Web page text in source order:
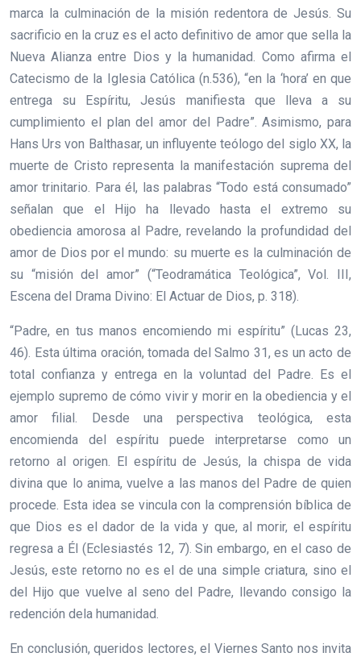
marca la culminación de la misión redentora de Jesús. Su
sacrificio en la cruz es el acto definitivo de amor que sella la
Nueva Alianza entre Dios y la humanidad. Como afirma el
Catecismo de la Iglesia Católica (n.536), “en la ‘hora’ en que
entrega su Espíritu, Jesús manifiesta que lleva a su
cumplimiento el plan del amor del Padre”. Asimismo, para
Hans Urs von Balthasar, un influyente teólogo del siglo XX, la
muerte de Cristo representa la manifestación suprema del
amor trinitario. Para él, las palabras “Todo está consumado”
señalan que el Hijo ha llevado hasta el extremo su
obediencia amorosa al Padre, revelando la profundidad del
amor de Dios por el mundo: su muerte es la culminación de
su “misión del amor” (“Teodramática Teológica”, Vol. III,
Escena del Drama Divino: El Actuar de Dios, p. 318).
“Padre, en tus manos encomiendo mi espíritu” (Lucas 23,
46). Esta última oración, tomada del Salmo 31, es un acto de
total confianza y entrega en la voluntad del Padre. Es el
ejemplo supremo de cómo vivir y morir en la obediencia y el
amor filial. Desde una perspectiva teológica, esta
encomienda del espíritu puede interpretarse como un
retorno al origen. El espíritu de Jesús, la chispa de vida
divina que lo anima, vuelve a las manos del Padre de quien
procede. Esta idea se vincula con la comprensión bíblica de
que Dios es el dador de la vida y que, al morir, el espíritu
regresa a Él (Eclesiastés 12, 7). Sin embargo, en el caso de
Jesús, este retorno no es el de una simple criatura, sino el
del Hijo que vuelve al seno del Padre, llevando consigo la
redención dela humanidad.
En conclusión, queridos lectores, el Viernes Santo nos invita